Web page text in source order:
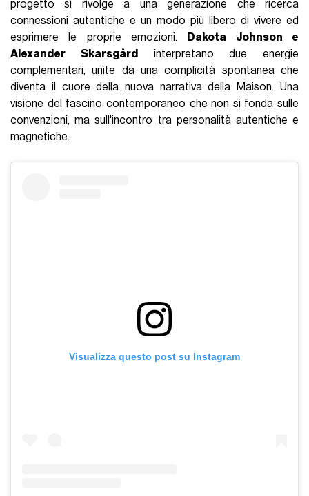
progetto si rivolge a una generazione che ricerca
connessioni autentiche e un modo più libero di vivere ed
esprimere le proprie emozioni.
Dakota Johnson e
Alexander Skarsgård
interpretano due energie
complementari, unite da una complicità spontanea che
diventa il cuore della nuova narrativa della Maison. Una
visione del fascino contemporaneo che non si fonda sulle
convenzioni, ma sull'incontro tra personalità autentiche e
magnetiche.
Visualizza questo post su Instagram